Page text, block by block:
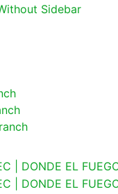
Sidebar